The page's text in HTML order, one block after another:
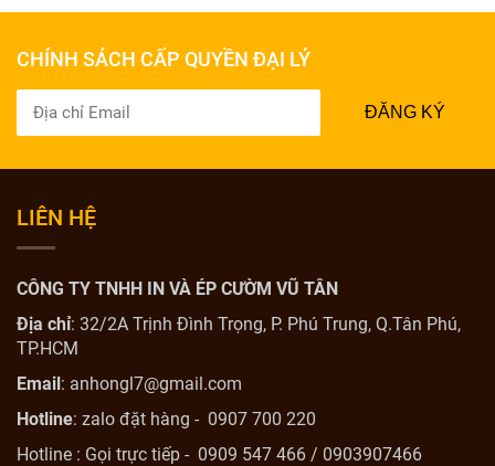
CHÍNH SÁCH CẤP QUYỀN ĐẠI LÝ
ĐĂNG KÝ
LIÊN HỆ
CÔNG TY TNHH IN VÀ ÉP CƯỜM VŨ TÂN
Địa chỉ: 32/2A Trịnh Đình Trọng, P. Phú Trung, Q.Tân Phú,
TP.HCM
Email: anhongl7@gmail.com
Hotline: zalo đặt hàng - 0907 700 220
Hotline : Gọi trực tiếp - 0909 547 466 / 0903907466